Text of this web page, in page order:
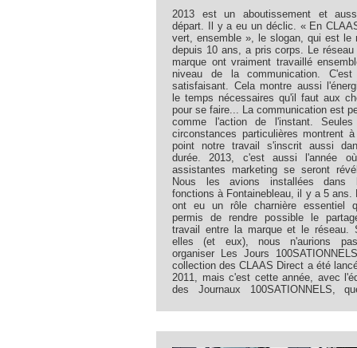
2013 est un aboutissement et
départ. Il y a eu un déclic. « En
vert, ensemble », le slogan, qui est le
depuis 10 ans, a pris corps. Le
marque ont vraiment travaillé
niveau de la communication.
satisfaisant. Cela montre aussi
le temps nécessaires qu'il faut aux
pour se faire... La communication est
comme l'action de l'instant.
circonstances particulières montrent
point notre travail s'inscrit aussi
durée. 2013, c'est aussi l'année
assistantes marketing se seront
Nous les avions installées dans
fonctions à Fontainebleau, il y a 5 ans.
ont eu un rôle charnière essentiel
permis de rendre possible le
travail entre la marque et le réseau.
elles (et eux), nous n'aurions
organiser Les Jours
collection des CLAAS Direct a été
2011, mais c'est cette année, avec
des Journaux 100SATIONNELS,